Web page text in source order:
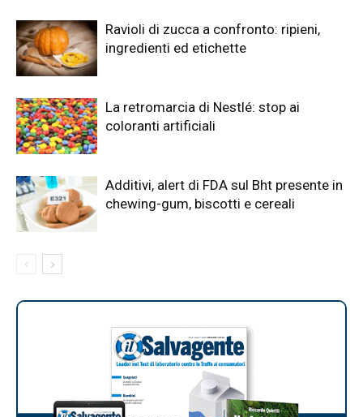
Ravioli di zucca a confronto: ripieni,
ingredienti ed etichette
La retromarcia di Nestlé: stop ai
coloranti artificiali
Additivi, alert di FDA sul Bht presente in
chewing-gum, biscotti e cereali